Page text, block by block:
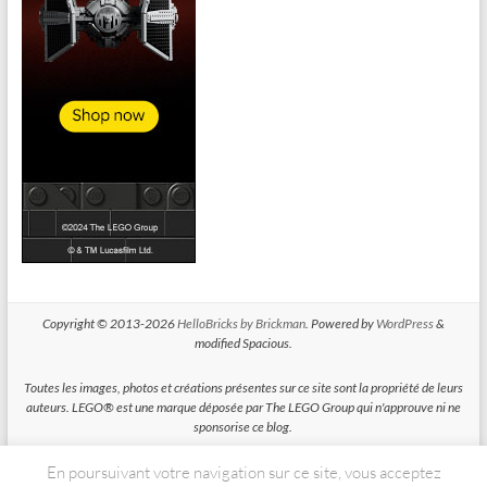
Copyright © 2013-2026HelloBricks by Brickman. Powered by WordPress&
modified Spacious.
Toutes les images, photos et créations présentes sur ce site sont la propriété de leurs
auteurs. LEGO® est une marque déposée par The LEGO Group qui n'approuve ni ne
sponsorise ce blog.
HelloBricks participe au Programme Partenaires d'Amazon EU, un programme
En poursuivant votre navigation sur ce site, vous acceptez